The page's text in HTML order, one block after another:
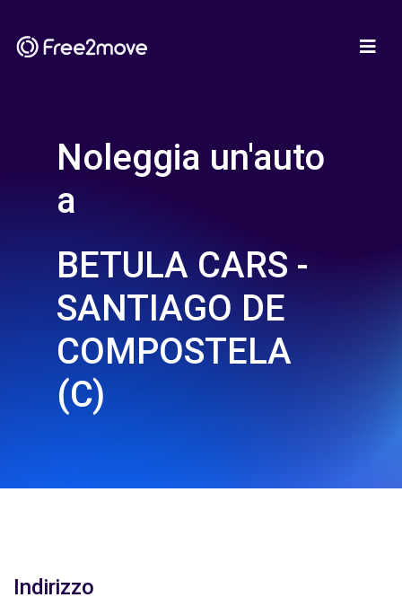
Noleggia un'auto
a
BETULA CARS -
SANTIAGO DE
COMPOSTELA
(C)
Indirizzo